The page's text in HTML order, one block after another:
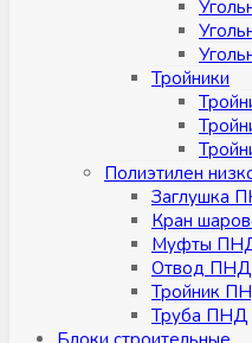
Тройники
Полиэтилен
Заглушка
Кран
Муфты
Отвод ПНД
Тройник
Труба ПНД